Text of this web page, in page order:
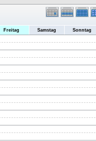
Freitag Samstag Sonntag